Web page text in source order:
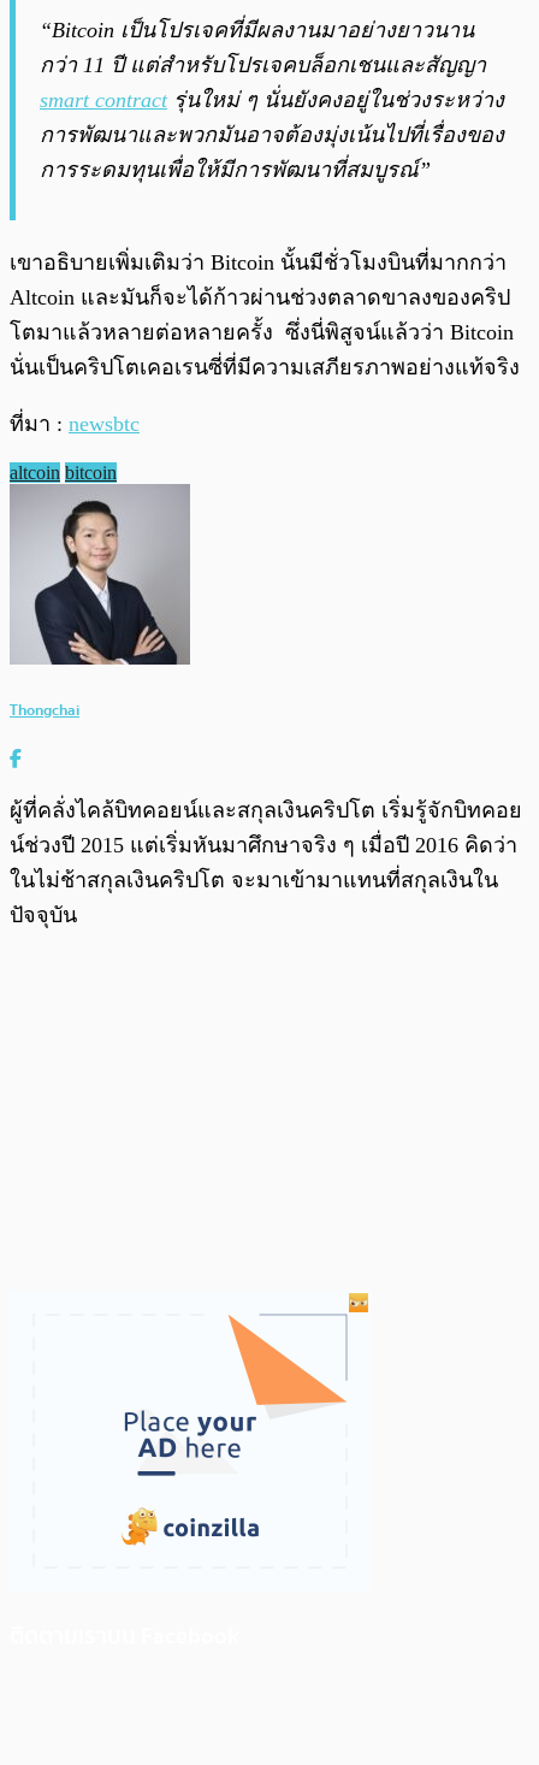
“Bitcoin เป็นโปรเจคที่มีผลงานมาอย่างยาวนาน
กว่า 11 ปี แต่สำหรับโปรเจคบล็อกเชนและสัญญา
smart contractรุ่นใหม่ ๆ นั่นยังคงอยู่ในช่วงระหว่าง
การพัฒนาและพวกมันอาจต้องมุ่งเน้นไปที่เรื่องของ
การระดมทุนเพื่อให้มีการพัฒนาที่สมบูรณ์”
เขาอธิบายเพิ่มเติมว่า Bitcoin นั้นมีชั่วโมงบินที่มากกว่า
Altcoin และมันก็จะได้ก้าวผ่านช่วงตลาดขาลงของคริป
โตมาแล้วหลายต่อหลายครั้ง ซึ่งนี่พิสูจน์แล้วว่า Bitcoin
นั่นเป็นคริปโตเคอเรนซี่ที่มีความเสภียรภาพอย่างแท้จริง
ที่มา : newsbtc
altcoin bitcoin
Thongchai
ผู้ที่คลั่งไคล้บิทคอยน์และสกุลเงินคริปโต เริ่มรู้จักบิทคอย
น์ช่วงปี 2015 แต่เริ่มหันมาศึกษาจริง ๆ เมื่อปี 2016 คิดว่า
ในไม่ช้าสกุลเงินคริปโต จะมาเข้ามาแทนที่สกุลเงินใน
ปัจจุบัน